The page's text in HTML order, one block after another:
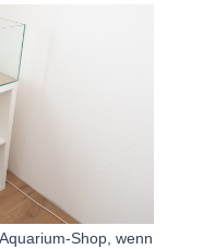
Aquarium-Shop, wenn